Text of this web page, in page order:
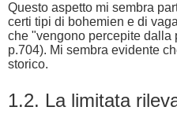
Questo aspetto mi sembra
certi tipi di bohemien e di
che "vengono percepite dalla
p.704). Mi sembra evidente
storico.
1.2. La limitata